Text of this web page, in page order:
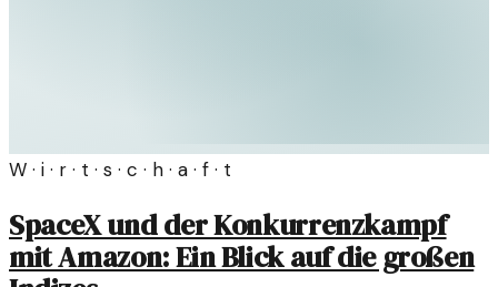
W · i · r · t · s · c · h · a · f · t
SpaceX und der Konkurrenzkampf
mit Amazon: Ein Blick auf die großen